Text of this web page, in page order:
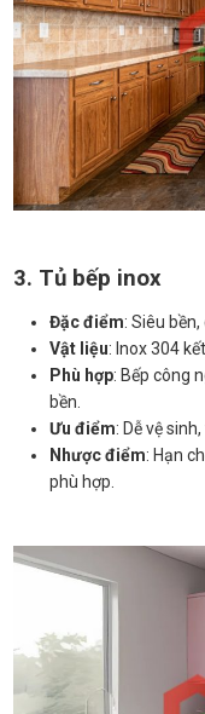
3. Tủ bếp inox
Đặc điểm: Siêu
Vật liệu: Inox 304
Phù hợp: Bếp công
bền.
Ưu điểm: Dễ vệ
Nhược điểm: Hạn
phù hợp.